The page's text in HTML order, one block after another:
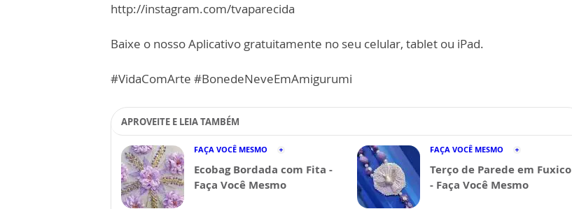
http://instagram.com/tvaparecida
Baixe o nosso Aplicativo gratuitamente no seu celular, tablet ou iPad.
#VidaComArte #BonedeNeveEmAmigurumi
APROVEITE E LEIA TAMBÉM
FAÇA VOCÊ MESMO
Ecobag Bordada com Fita -
Faça Você Mesmo
FAÇA VOCÊ MESMO
Terço de Parede em Fuxico
- Faça Você Mesmo